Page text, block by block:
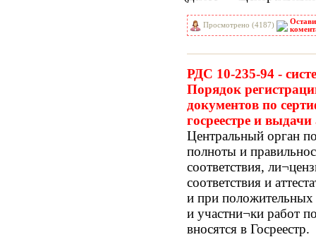
Просмотрено (4187)
РДС 10-235-94 -
Порядок
документов по
госреестре и
Центральный орган
полноты и
соответствия,
соответствия и
и при положительных
и участни¬ки работ
вносятся в Госреестр.